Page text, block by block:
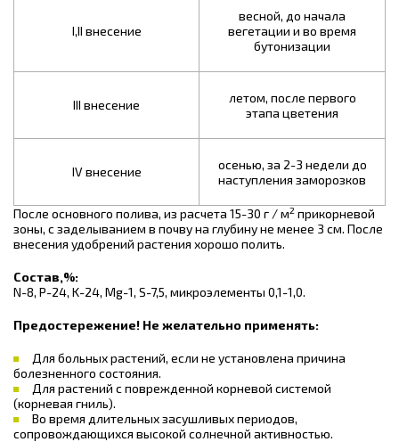
I,II внесение
весной, до начала
вегетации и во время
бутонизации
III внесение
летом, после первого
этапа цветения
IV внесение
осенью, за 2-3 недели до
наступления заморозков
После основного полива, из расчета 15-30 г / м2 прикорневой
зоны, с заделыванием в почву на глубину не менее 3 см. После
внесения удобрений растения хорошо полить.
Состав,%:
N-8, P-24, K-24, Mg-1, S-7,5, микроэлементы 0,1-1,0.
Предостережение! Не желательно применять:
Для больных растений, если не установлена причина
болезненного состояния.
Для растений с поврежденной корневой системой
(корневая гниль).
Во время длительных засушливых периодов,
сопровождающихся высокой солнечной активностью.